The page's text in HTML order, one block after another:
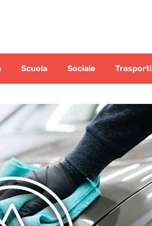
Scuola Sociale Trasporti